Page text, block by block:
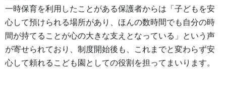
一時保育を利用したことがある保護者からは「子どもを安
心して預けられる場所があり、ほんの数時間でも自分の時
間が持てることが心の大きな支えとなっている」という声
が寄せられており、制度開始後も、これまでと変わらず安
心して頼れるこども園としての役割を担ってまいります。